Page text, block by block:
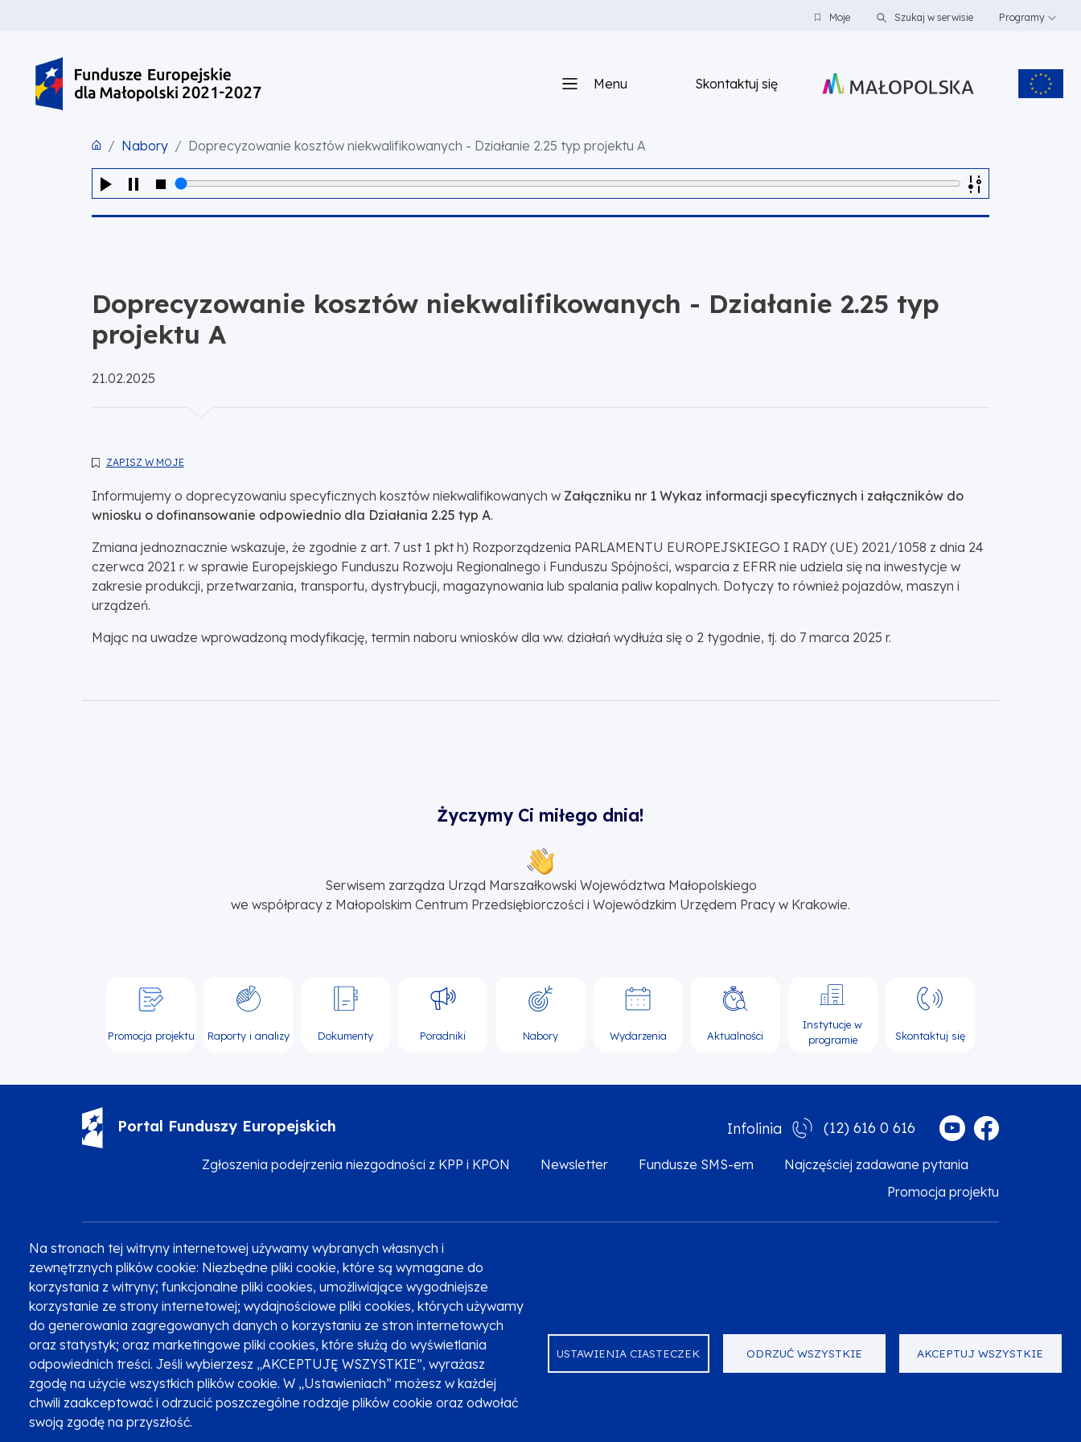
Moje Szukaj w serwisie Programy
Na stronach tej witryny internetowej używamy wybranych własnych i
zewnętrznych plików cookie: Niezbędne pliki cookie, które są wymagane do
korzystania z witryny; funkcjonalne pliki cookies, umożliwiające wygodniejsze
korzystanie ze strony internetowej; wydajnościowe pliki cookies, których używamy
do generowania zagregowanych danych o korzystaniu ze stron internetowych
oraz statystyk; oraz marketingowe pliki cookies, które służą do wyświetlania
odpowiednich treści. Jeśli wybierzesz „AKCEPTUJĘ WSZYSTKIE”, wyrażasz
zgodę na użycie wszystkich plików cookie. W „Ustawieniach” możesz w każdej
chwili zaakceptować i odrzucić poszczególne rodzaje plików cookie oraz odwołać
swoją zgodę na przyszłość.
USTAWIENIA CIASTECZEK ODRZUĆ WSZYSTKIE AKCEPTUJ WSZYSTKIE
Menu Skontaktuj się
Nabory Doprecyzowanie kosztów niekwalifikowanych - Działanie 2.25 typ projektu A
Doprecyzowanie kosztów niekwalifikowanych - Działanie 2.25 typ
projektu A
Opublikowano:
21.02.2025
ZAPISZ W MOJE
Informujemy o doprecyzowaniu specyficznych kosztów niekwalifikowanych w Załączniku nr 1 Wykaz informacji specyficznych i załączników do
wniosku o dofinansowanie odpowiednio dla Działania 2.25 typ A.
Zmiana jednoznacznie wskazuje, że zgodnie z art. 7 ust 1 pkt h) Rozporządzenia PARLAMENTU EUROPEJSKIEGO I RADY (UE) 2021/1058 z dnia 24
czerwca 2021 r. w sprawie Europejskiego Funduszu Rozwoju Regionalnego i Funduszu Spójności, wsparcia z EFRR nie udziela się na inwestycje w
zakresie produkcji, przetwarzania, transportu, dystrybucji, magazynowania lub spalania paliw kopalnych. Dotyczy to również pojazdów, maszyn i
urządzeń.
Mając na uwadze wprowadzoną modyfikację, termin naboru wniosków dla ww. działań wydłuża się o 2 tygodnie, tj. do 7 marca 2025 r.
Życzymy Ci miłego dnia!
Serwisem zarządza Urząd Marszałkowski Województwa Małopolskiego
we współpracy z Małopolskim Centrum Przedsiębiorczości i Wojewódzkim Urzędem Pracy w Krakowie.
Promocja projektu Raporty i analizy Dokumenty Poradniki Nabory Wydarzenia Aktualności
Instytucje w
programie
Skontaktuj się
Portal Funduszy Europejskich Infolinia (12) 616 0 616
Zgłoszenia podejrzenia niezgodności z KPP i KPON Newsletter Fundusze SMS-em
Najczęściej zadawane pytania
Promocja projektu
Zobacz inne programy Poznaj Fundusze 2014-2020 Deklaracja dostępności
Serwis dofinansowany przez Unię Europejską z programu Fundusze Europejskie dla Małopolski na lata 2021-2027.